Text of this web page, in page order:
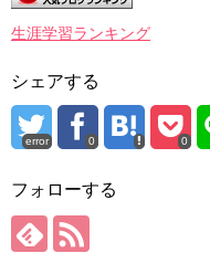
生涯学習ランキング
シェアする
error 0 0
フォローする